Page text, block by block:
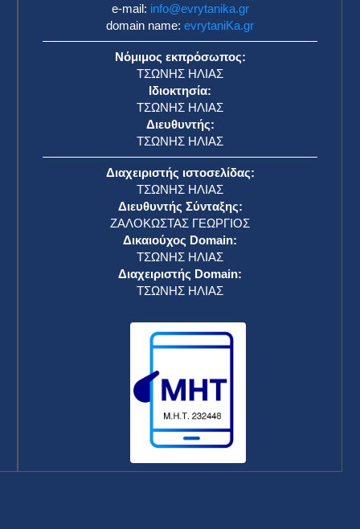
e-mail: info@evrytanika.gr
domain name: evrytaniKa.gr
Νόμιμος εκπρόσωπος:
ΤΣΩΝΗΣ ΗΛΙΑΣ
Ιδιοκτησία:
ΤΣΩΝΗΣ ΗΛΙΑΣ
Διευθυντής:
ΤΣΩΝΗΣ ΗΛΙΑΣ
Διαχειριστής ιστοσελίδας:
ΤΣΩΝΗΣ ΗΛΙΑΣ
Διευθυντής Σύνταξης:
ΖΑΛΟΚΩΣΤΑΣ ΓΕΩΡΓΙΟΣ
Δικαιούχος Domain:
ΤΣΩΝΗΣ ΗΛΙΑΣ
Διαχειριστής Domain:
ΤΣΩΝΗΣ ΗΛΙΑΣ